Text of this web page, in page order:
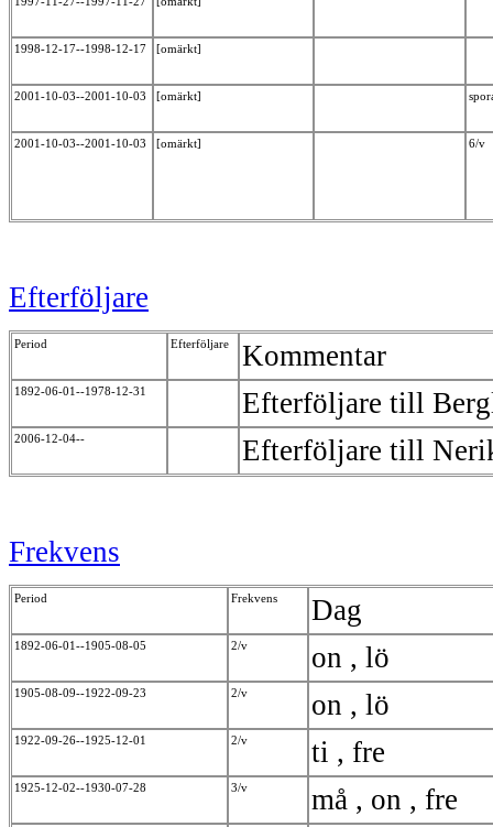
1998-12-17--1998-12-17 [omärkt]
2001-10-03--2001-10-03 [omärkt]
2001-10-03--2001-10-03 [omärkt] 6/v
Efterföljare
Period Efterföljare Kommentar
1892-06-01--1978-12-31 Efterföljare till
2006-12-04-- Efterföljare till
Frekvens
Period Frekvens Dag
1892-06-01--1905-08-05 2/v on , lö
1905-08-09--1922-09-23 2/v on , lö
1922-09-26--1925-12-01 2/v ti , fre
1925-12-02--1930-07-28 3/v må , on , fre